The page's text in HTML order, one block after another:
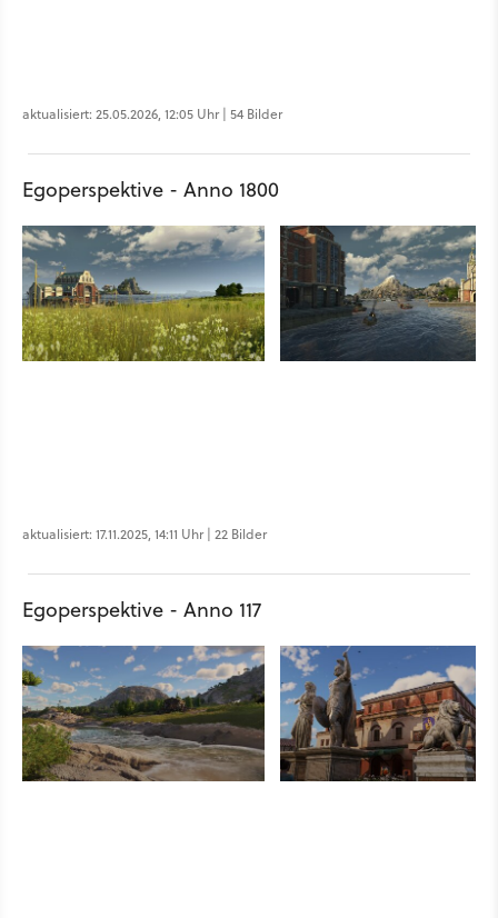
aktualisiert: 25.05.2026, 12:05 Uhr | 54 Bilder
Egoperspektive - Anno 1800
aktualisiert: 17.11.2025, 14:11 Uhr | 22 Bilder
Egoperspektive - Anno 117